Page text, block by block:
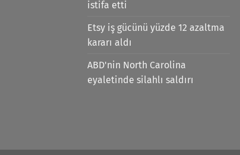
istifa etti
Etsy iş gücünü yüzde 12 azaltma
kararı aldı
ABD'nin North Carolina
eyaletinde silahlı saldırı